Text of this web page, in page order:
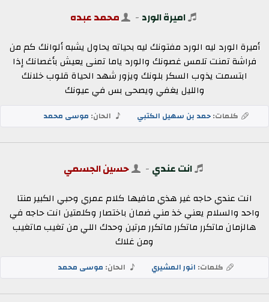
اميرة الورد - محمد عبده
أميرة الورد ليه الورد مفتونك ليه بحياته يحاول يشبه ألوانك كم من
فراشة تمنت تلمس غصونك والورد ياما تمنى يعيش بأغصانك إذا
ابتسمت يذوب السكر بلونك ويزور شهد الحياة قلوب خلانك
والليل يغفي ويصحى بس في عيونك
كلمات:حمد بن سهيل الكتبي الحان: موسى محمد
انت عندي - حسين الجسمي
انت عندي حاجه غير هذي مافيها كلام عمري وحبي الكبير منتا
واحد والسلام يعني خذ مني ضمان باختصار وكلمتين انت حاجه في
هالزمان ماتكرر ماتكرر ماتكرر مرتين وحدك اللي من تغيب ماتغيب
ومن غلاك
كلمات: انور المشيري الحان: موسى محمد